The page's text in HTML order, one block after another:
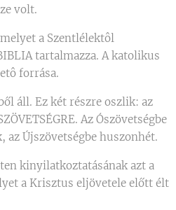
volt.
a Szentlélektôl
tartalmazza. A katolikus
forrása.
áll. Ez két részre oszlik: az
Az Ószövetségbe
Újszövetségbe huszonhét.
kinyilatkoztatásának azt a
a Krisztus eljövetele előtt élt